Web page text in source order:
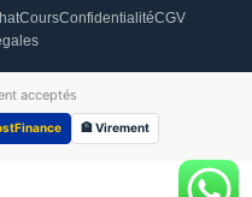
CoursConfidentialitéCGV
acceptés
🏦 Virement